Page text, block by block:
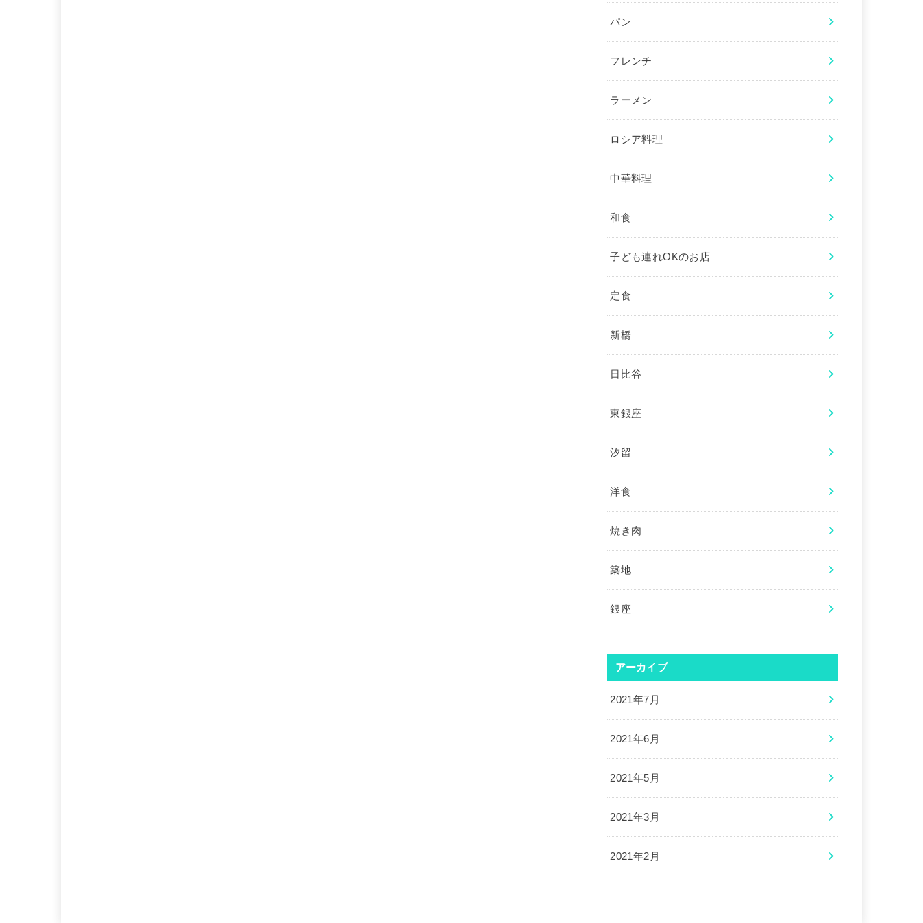
パン
フレンチ
ラーメン
ロシア料理
中華料理
和食
子ども連れOKのお店
定食
新橋
日比谷
東銀座
汐留
洋食
焼き肉
築地
銀座
アーカイブ
2021年7月
2021年6月
2021年5月
2021年3月
2021年2月